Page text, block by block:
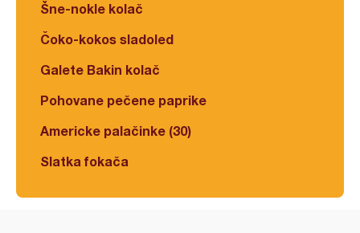
Šne-nokle kolač
Čoko-kokos sladoled
Galete Bakin kolač
Pohovane pečene paprike
Americke palačinke (30)
Slatka fokača